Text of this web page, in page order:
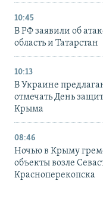
10:45
В РФ заявили об
область и Татарстан
10:13
В Украине
отмечать День
Крыма
08:46
Ночью в Крыму
объекты возле
Красноперекопска